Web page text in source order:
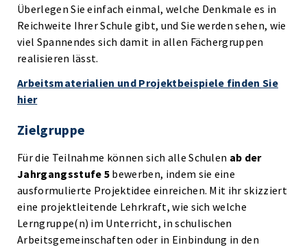
Überlegen Sie einfach einmal, welche Denkmale es in
Reichweite Ihrer Schule gibt, und Sie werden sehen, wie
viel Spannendes sich damit in allen Fächergruppen
realisieren lässt.
Arbeitsmaterialien und Projektbeispiele finden Sie
hier
Zielgruppe
Für die Teilnahme können sich alle Schulen ab der
Jahrgangsstufe 5 bewerben, indem sie eine
ausformulierte Projektidee einreichen. Mit ihr skizziert
eine projektleitende Lehrkraft, wie sich welche
Lerngruppe(n) im Unterricht, in schulischen
Arbeitsgemeinschaften oder in Einbindung in den